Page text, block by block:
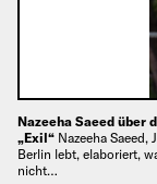
Nazeeha Saeed über
„Exil“ Nazeeha
Berlin lebt, elaboriert,
nicht…